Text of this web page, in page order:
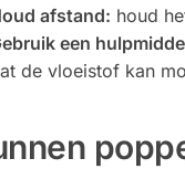
afstand: houd
een
de vloeistof kan